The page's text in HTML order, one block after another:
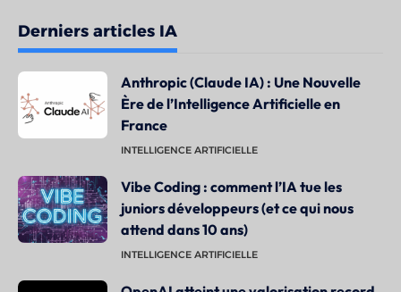
Derniers articles IA
Anthropic (Claude IA) : Une Nouvelle
Ère de l’Intelligence Artificielle en
France
INTELLIGENCE ARTIFICIELLE
Vibe Coding : comment l’IA tue les
juniors développeurs (et ce qui nous
attend dans 10 ans)
INTELLIGENCE ARTIFICIELLE